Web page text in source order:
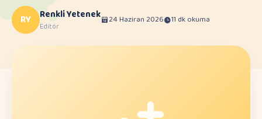
RY Renkli Yetenek
Editör
24 Haziran 2026 11 dk okuma